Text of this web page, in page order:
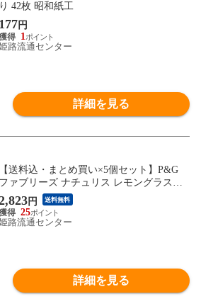
り 42枚 昭和紙工
177 円
1
路流通センター
詳細を見る
【送料込・まとめ買い×5個セット】P&G
ファブリーズ ナチュリス レモングラス&
ジンジャー つめかえ用 320ml
円 送料無料
25
路流通センター
詳細を見る